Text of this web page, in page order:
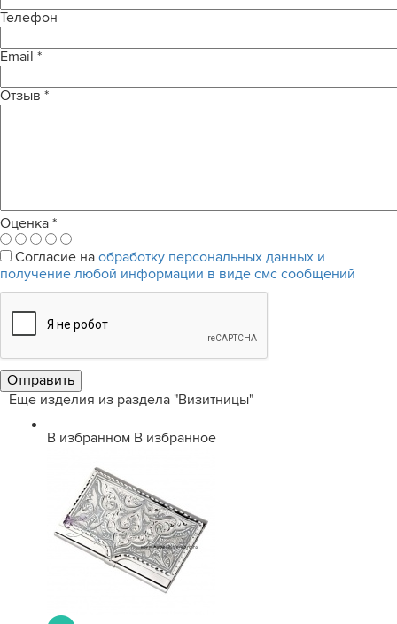
Телефон
Email *
Отзыв *
Оценка *
Согласие на обработку персональных данных и
получение любой информации в виде смс сообщений
Еще изделия из раздела "Визитницы"
В избранном В избранное